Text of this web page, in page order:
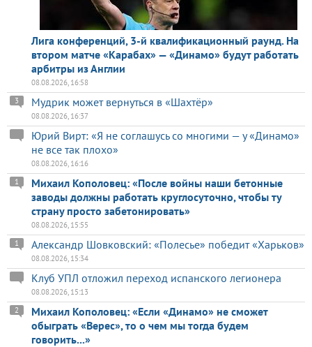
Лига конференций, 3-й квалификационный раунд. На
втором матче «Карабах» — «Динамо» будут работать
арбитры из Англии
08.08.2026, 16:58
Мудрик может вернуться в «Шахтёр»
3
08.08.2026, 16:37
Юрий Вирт: «Я не соглашусь со многими — у «Динамо»
не все так плохо»
08.08.2026, 16:16
Михаил Кополовец: «После войны наши бетонные
заводы должны работать круглосуточно, чтобы ту
страну просто забетонировать»
1
08.08.2026, 15:55
Александр Шовковский: «Полесье» победит «Харьков»
1
08.08.2026, 15:34
Клуб УПЛ отложил переход испанского легионера
08.08.2026, 15:13
Михаил Кополовец: «Если «Динамо» не сможет
обыграть «Верес», то о чем мы тогда будем
говорить...»
2